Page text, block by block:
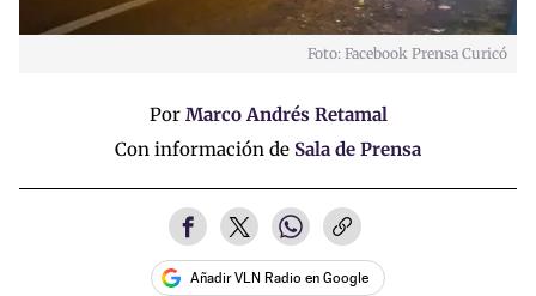
Foto: Facebook Prensa Curicó
Por Marco Andrés Retamal
Con información de Sala de Prensa
Añadir VLN Radio en Google